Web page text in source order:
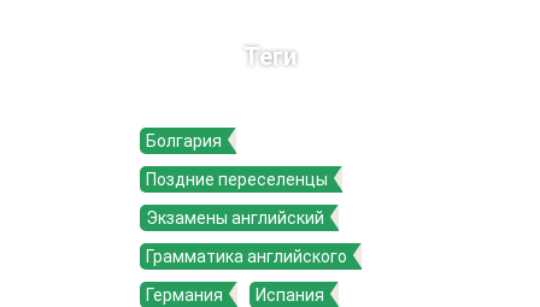
Теги
Болгария
Поздние переселенцы
Экзамены английский
Грамматика английского
Германия
Испания